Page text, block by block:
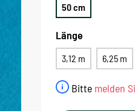
Bitte melden
50 cm
Länge
3,12 m 6,25 m